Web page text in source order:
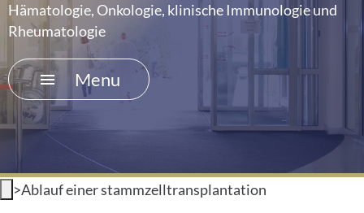
Hämatologie, Onkologie, klinische Immunologie und
Rheumatologie
Menu
PATIENTS &AMP; VISITORS
FACULTY OF MEDICINE
CAREER
CONTACT
INTERNATIONAL PATIENTS
>Ablauf einer stammzelltransplantation